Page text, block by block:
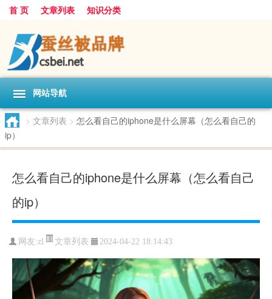
首 页 文章列表 知识分类
网站导航
> 文章列表 > 怎么看自己的iphone是什么屏幕（怎么看自己的
ip）
怎么看自己的iphone是什么屏幕（怎么看自己
的ip）
网友:zl 文章列表 2024-04-22 18:14:43